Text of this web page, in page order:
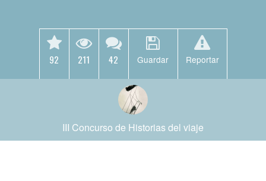
92 211 42 Guardar Reportar
III Concurso de Historias del viaje